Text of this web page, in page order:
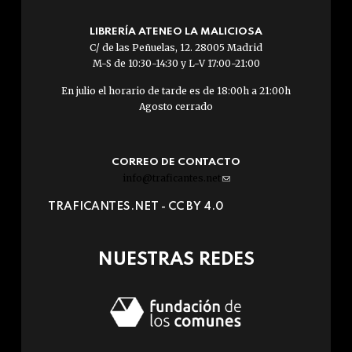
LIBRERÍA ATENEO LA MALICIOSA
C/ de las Peñuelas, 12. 28005 Madrid
M-S de 10:30-14:30 y L-V 17:00-21:00
En julio el horario de tarde es de 18:00h a 21:00h
Agosto cerrado
CORREO DE CONTACTO
info@traficantes.net (link
e-
TRAFICANTES.NET - CC BY 4.0
NUESTRAS REDES